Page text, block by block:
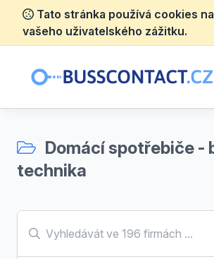
Tato stránka používá cookies
vašeho uživatelského zážitku.
Domácí spotřebiče -
technika